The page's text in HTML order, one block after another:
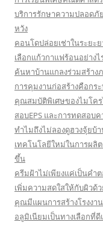
บริการรักษาความปลอดภั
หวัง
คอนโดปล่อยเช่าในระยะ
เลือกแก้วกาแฟร้อนอย่าง
ค้นหาบ้านแกลงร่วมสร้า
การคุมงานก่อสร้างคือก
คุณสมบัติพิเศษของไมโค
สอบEPS และการทดสอบ
ทำไมถึงไม่ลองดูฮวงจุ้ยบ้
เทคโนโลยีใหม่ในการผลิ
ขึ้น
ครีมฝ้าไม่เพียงแค่เป็นคำ
เพิ่มความสดใสให้กับผิวด้
คุณมีแผนการสร้างโรงง
อลูมิเนียมเป็นทางเลือกที่